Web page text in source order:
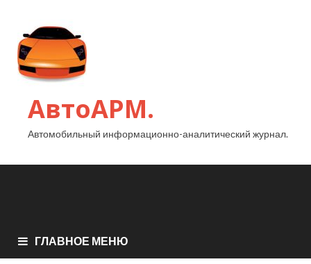
АвтоАРМ.
Автомобильный информационно-аналитический журнал.
ГЛАВНОЕ МЕНЮ